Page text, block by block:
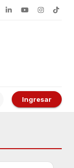
Ingresar